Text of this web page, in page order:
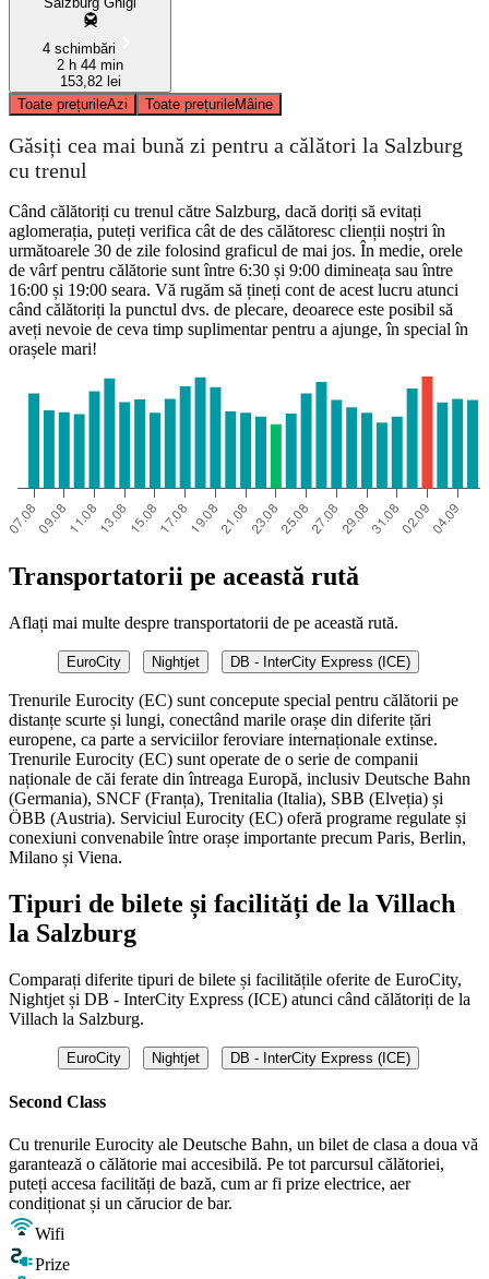
4 schimbări
2 h 44 min
153,82 lei
Toate prețurileAzi Toate prețurileMâine
Găsiți cea mai bună zi pentru a călători la Salzburg
cu trenul
Când călătoriți cu trenul către Salzburg, dacă doriți să evitați
aglomerația, puteți verifica cât de des călătoresc clienții noștri în
următoarele 30 de zile folosind graficul de mai jos. În medie, orele
de vârf pentru călătorie sunt între 6:30 și 9:00 dimineața sau între
16:00 și 19:00 seara. Vă rugăm să țineți cont de acest lucru atunci
când călătoriți la punctul dvs. de plecare, deoarece este posibil să
aveți nevoie de ceva timp suplimentar pentru a ajunge, în special în
orașele mari!
Transportatorii pe această rută
Aflați mai multe despre transportatorii de pe această rută.
EuroCity Nightjet DB - InterCity Express (ICE)
Trenurile Eurocity (EC) sunt concepute special pentru călătorii pe
distanțe scurte și lungi, conectând marile orașe din diferite țări
europene, ca parte a serviciilor feroviare internaționale extinse.
Trenurile Eurocity (EC) sunt operate de o serie de companii
naționale de căi ferate din întreaga Europă, inclusiv Deutsche Bahn
(Germania), SNCF (Franța), Trenitalia (Italia), SBB (Elveția) și
ÖBB (Austria). Serviciul Eurocity (EC) oferă programe regulate și
conexiuni convenabile între orașe importante precum Paris, Berlin,
Milano și Viena.
Tipuri de bilete și facilități de la Villach
la Salzburg
Comparați diferite tipuri de bilete și facilitățile oferite de EuroCity,
Nightjet și DB - InterCity Express (ICE) atunci când călătoriți de la
Villach la Salzburg.
EuroCity Nightjet DB - InterCity Express (ICE)
Second Class
Cu trenurile Eurocity ale Deutsche Bahn, un bilet de clasa a doua vă
garantează o călătorie mai accesibilă. Pe tot parcursul călătoriei,
puteți accesa facilități de bază, cum ar fi prize electrice, aer
condiționat și un cărucior de bar.
Wifi
Prize